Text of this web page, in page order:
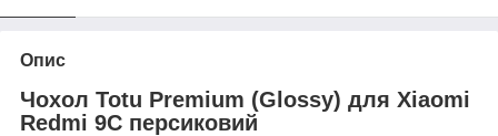
Опис
Чохол Totu Premium (Glossy) для Xiaomi
Redmi 9C персиковий